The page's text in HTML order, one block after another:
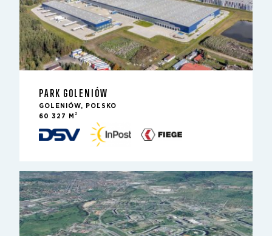
PARK GOLENIÓW
GOLENIÓW, POĽSKO
60 327 M
2